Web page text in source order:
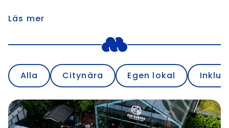
Läs mer
Alla Citynära Egen lokal